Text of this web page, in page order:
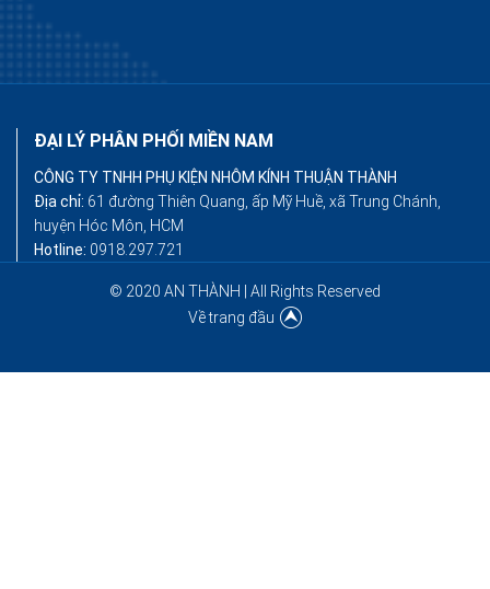
ĐẠI LÝ PHÂN PHỐI MIỀN NAM
CÔNG TY TNHH PHỤ KIỆN NHÔM KÍNH THUẬN THÀNH
Địa chỉ: 61 đường Thiên Quang, ấp Mỹ Huề, xã Trung Chánh,
huyện Hóc Môn, HCM
Hotline: 0918.297.721
© 2020 AN THÀNH | All Rights Reserved
Về trang đầu